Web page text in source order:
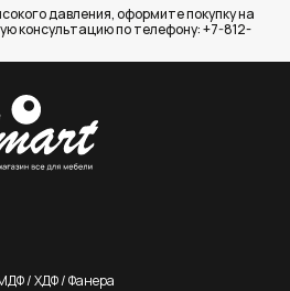
давления, оформите покупку на
консультацию по телефону: +7-812-
/ ХДФ / Фанера